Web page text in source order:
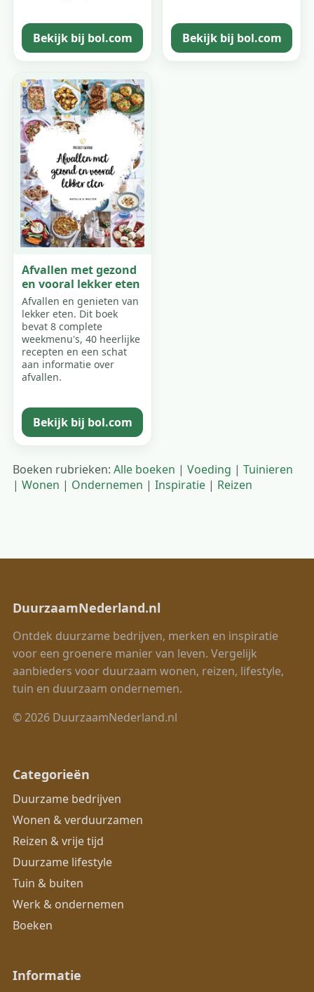
Bekijk bij bol.com Bekijk bij bol.com
Afvallen met gezond
en vooral lekker eten
Afvallen en genieten van
lekker eten. Dit boek
bevat 8 complete
weekmenu's, 40 heerlijke
recepten en een schat
aan informatie over
afvallen.
Bekijk bij bol.com
Boeken rubrieken: Alle boeken | Voeding | Tuinieren
| Wonen | Ondernemen | Inspiratie | Reizen
DuurzaamNederland.nl
Ontdek duurzame bedrijven, merken en inspiratie
voor een groenere manier van leven. Vergelijk
aanbieders voor duurzaam wonen, reizen, lifestyle,
tuin en duurzaam ondernemen.
© 2026 DuurzaamNederland.nl
Categorieën
Duurzame bedrijven
Wonen & verduurzamen
Reizen & vrije tijd
Duurzame lifestyle
Tuin & buiten
Werk & ondernemen
Boeken
Informatie